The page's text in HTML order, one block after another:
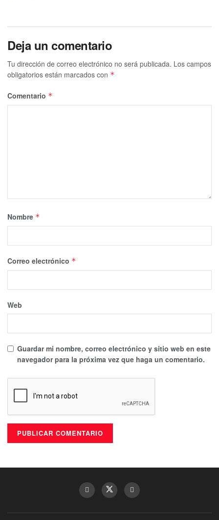
Deja un comentario
Tu dirección de correo electrónico no será publicada. Los campos
obligatorios están marcados con *
Comentario *
Nombre *
Correo electrónico *
Web
Guardar mi nombre, correo electrónico y sitio web en este
navegador para la próxima vez que haga un comentario.